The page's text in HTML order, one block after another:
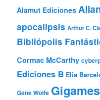
Alamut Ediciones
apocalipsis Arthur C.
Bibliópolis
Cormac McCarthy
Ediciones B Elia
Gene Wolfe